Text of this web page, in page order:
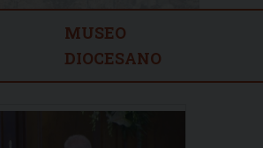
MUSEO
DIOCESANO